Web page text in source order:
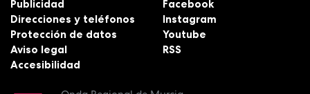
Publicidad
Direcciones y teléfonos
Protección de datos
Aviso legal
Accesibilidad
Facebook
Instagram
Youtube
RSS